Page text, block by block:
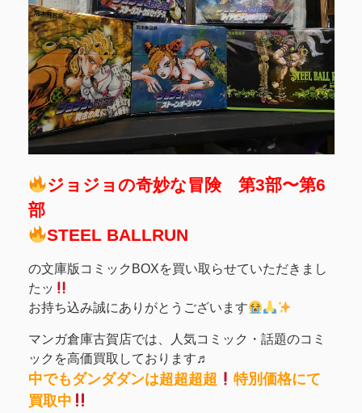
ジョジョの奇妙な冒険 第3部〜第6
部
STEEL BALLRUN
の文庫版コミックBOXを買い取らせていただきまし
たッ
お持ち込み誠にありがとうございます
マンガ倉庫古賀店では、人気コミック・話題のコミ
ックを高価買取しております♬
中でもダンダダンは超超超超
特別価格にて
買取中